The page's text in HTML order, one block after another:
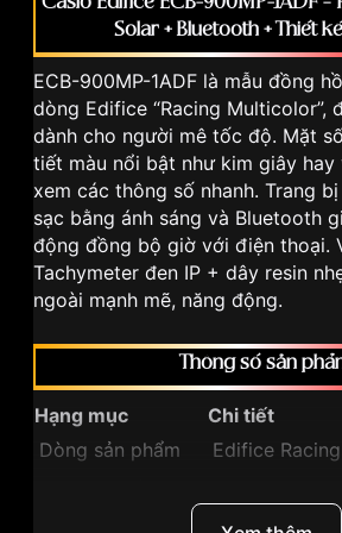
Solar + Bluetooth + Thiết
ECB-900MP-1ADF là mẫu đồng
dòng Edifice “Racing Multicolor”,
dành cho người mê tốc độ. Mặt
tiết màu nổi bật như kim giây
xem các thông số nhanh. Trang
sạc bằng ánh sáng và Bluetooth
động đồng bộ giờ với điện thoại.
Tachymeter đen IP + dây resin
ngoài mạnh mẽ, năng động.
Thông số sản
Hạng mục
Chi tiết
Dòng sản phẩm
Edifice